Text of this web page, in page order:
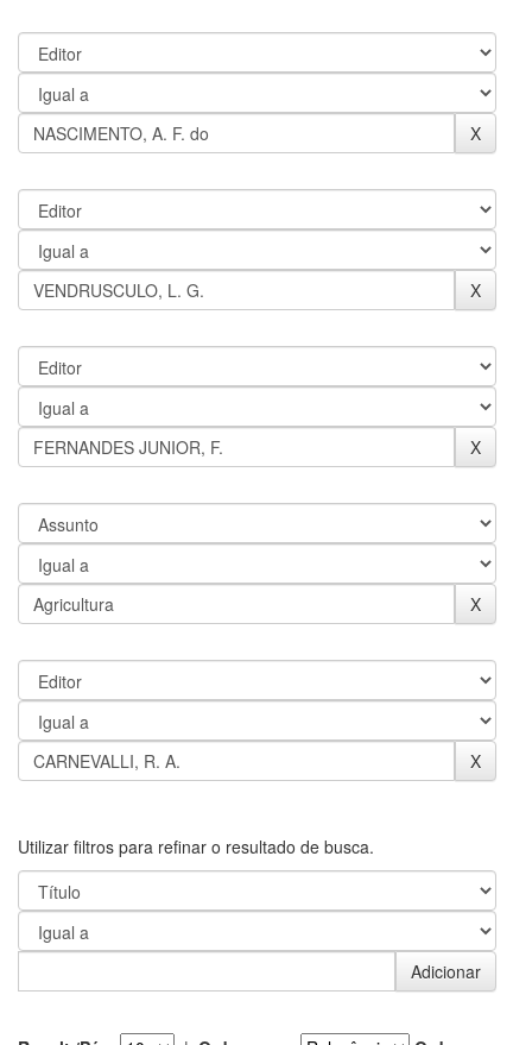
Utilizar filtros para refinar o resultado de busca.